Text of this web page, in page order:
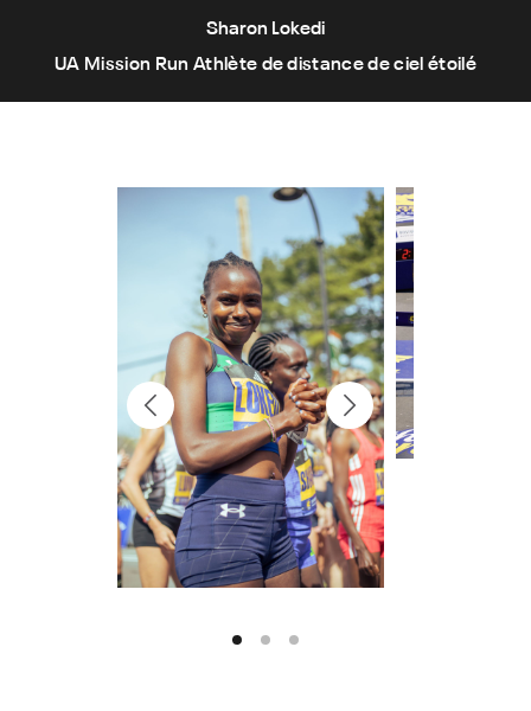
Sharon Lokedi
UA Mission Run Athlète de distance de ciel étoilé